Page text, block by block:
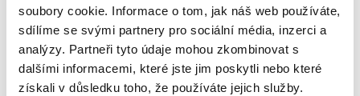
soubory cookie. Informace o tom, jak náš web používáte,
sdílíme se svými partnery pro sociální média, inzerci a
analýzy. Partneři tyto údaje mohou zkombinovat s
dalšími informacemi, které jste jim poskytli nebo které
získali v důsledku toho, že používáte jejich služby.
právního řádu. Základem pro správný výklad
práva EU a porozumění korelaci mezi českým
právním řádem a právem EU...